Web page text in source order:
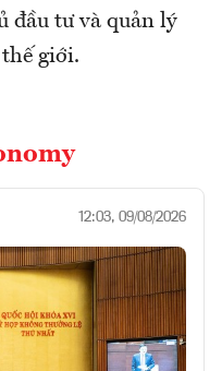
đầu tư và quản lý
giới.
12:03, 09/08/2026